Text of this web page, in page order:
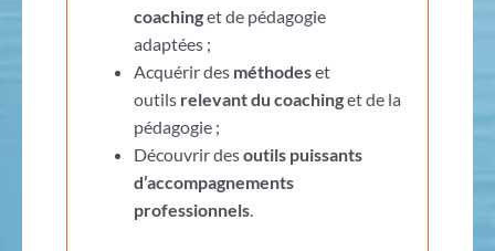
coachinget de pédagogie
adaptées ;
Acquérir des méthodeset
outils relevant du coachinget de la
pédagogie ;
Découvrir desoutils puissants
d’accompagnements
professionnels.